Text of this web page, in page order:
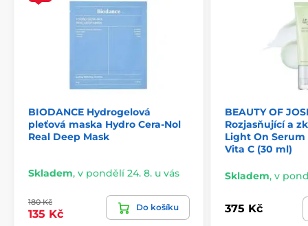
BIODANCE Hydrogelová
pleťová maska Hydro Cera-Nol
Real Deep Mask
Skladem, v pondělí 24. 8. u vás
180 Kč
135 Kč
Do košíku
BEAUTY OF
Rozjasňující a
Light On Serum
Vita C (30 ml)
Skladem, v
375 Kč